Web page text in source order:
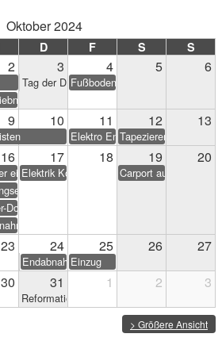
Oktober 2024
D F S S
2 3 4 5 6
Tag der Deutschen Einheit
Fußbodenbelag
PV-Anlage
9 10 11 12 13
Sanitär Elektro Endarbeiten
Tapezieren &
16 17 18 19 20
einstellen
Elektrik Korrekturen
Carport aufstellen
Test
23 24 25 26 27
EndabnahmeEinzug
30 31 1 2 3
Reformationstag
> Größere Ansicht